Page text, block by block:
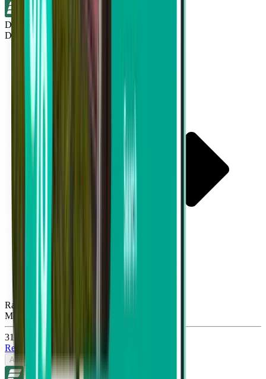
Direct
Détroit DTW
Raleigh RDU
Mon, Sep 28
31 €
Rechercher
Aller-retour